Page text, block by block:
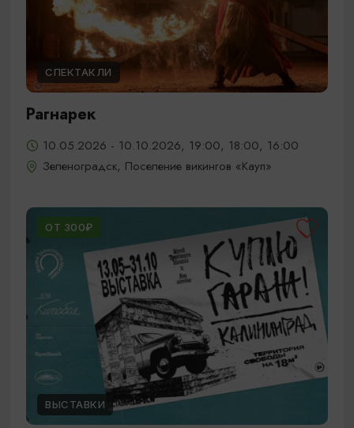
СПЕКТАКЛИ
Рагнарек
10.05.2026 - 10.10.2026, 19:00, 18:00, 16:00
Зеленоградск, Поселение викингов «Кауп»
ОТ 300₽
ВЫСТАВКИ